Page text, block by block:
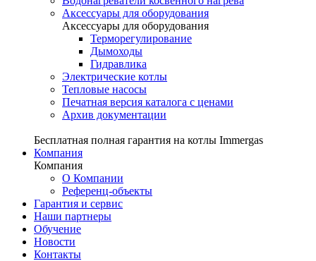
Аксессуары для оборудования
Аксессуары для оборудования
Терморегулирование
Дымоходы
Гидравлика
Электрические котлы
Тепловые насосы
Печатная версия каталога с ценами
Архив документации
Бесплатная полная гарантия на котлы Immergas
Компания
Компания
О Компании
Референц-объекты
Гарантия и сервис
Наши партнеры
Обучение
Новости
Контакты